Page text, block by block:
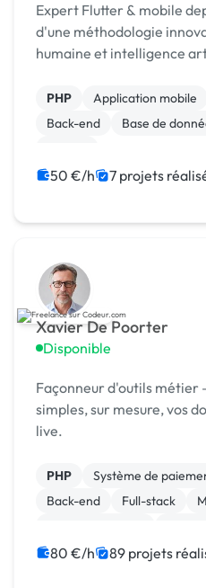
Expert Flutter & mobile
d'une méthodologie
humaine et intelligence
PHP Application mobile
Back-end
Base de
50 €/h 7 projets
Xavier De Poorter
Disponible
Façonneur d'outils
simples, sur mesure, vos
live.
PHP Système de
Back-end
Full-stack
Integration HTML
80 €/h 89 projets